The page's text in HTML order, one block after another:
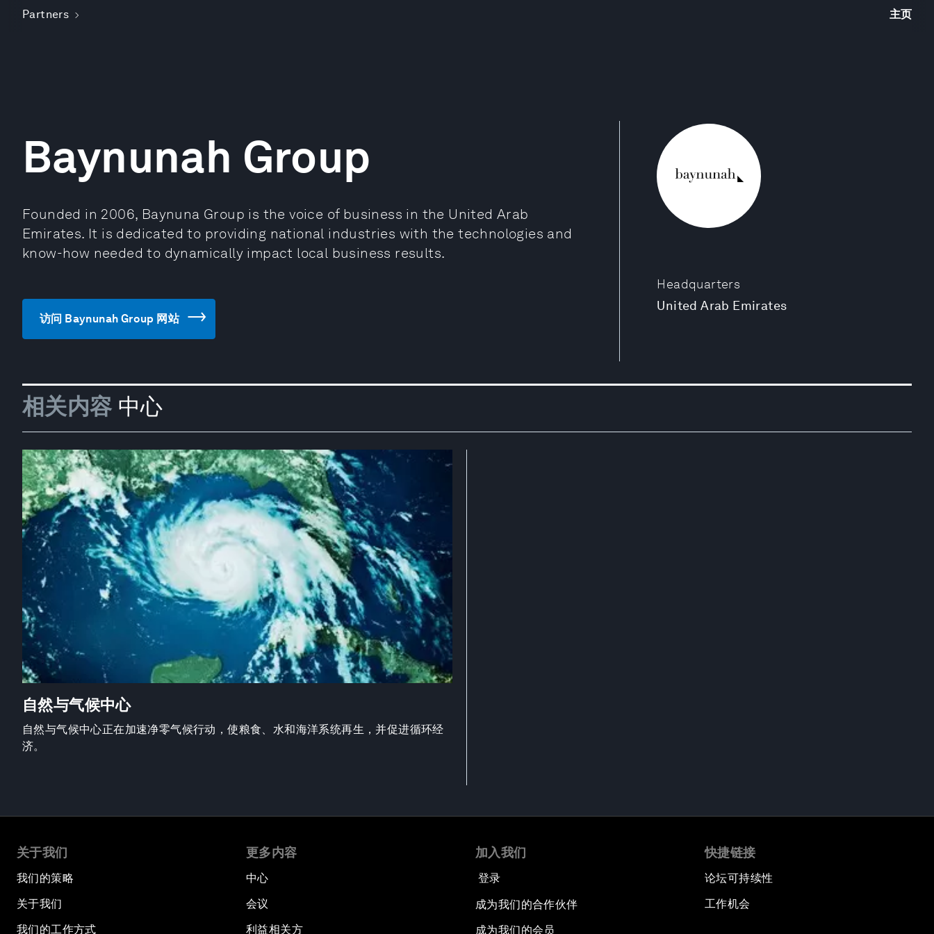
Partners 主页
Headquarters
United Arab Emirates
Baynunah Group
Founded in 2006, Baynuna Group is the voice of business in the United Arab
Emirates. It is dedicated to providing national industries with the technologies and
know-how needed to dynamically impact local business results.
访问 Baynunah Group 网站
相关内容 中心
自然与气候中心
自然与气候中心正在加速净零气候行动，使粮食、水和海洋系统再生，并促进循环经
济。
关于我们
我们的策略
关于我们
我们的工作方式
更多内容
中心
会议
利益相关方
加入我们
登录
成为我们的合作伙伴
成为我们的会员
快捷链接
论坛可持续性
工作机会